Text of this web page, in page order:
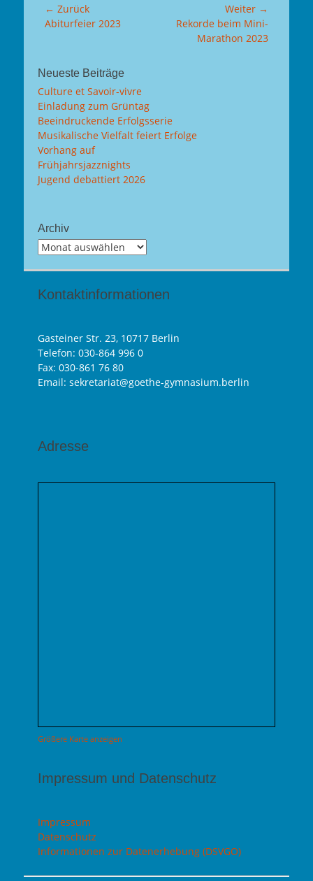
Beitragsnavigation
← Zurück
Vorhergehender
Abiturfeier 2023
Weiter →
Nächster
Rekorde beim Mini-
Marathon 2023
Neueste Beiträge
Culture et Savoir-vivre
Einladung zum Grüntag
Beeindruckende Erfolgsserie
Musikalische Vielfalt feiert Erfolge
Vorhang auf
Frühjahrsjazznights
Jugend debattiert 2026
Archiv
Archiv
Kontaktinformationen
Gasteiner Str. 23, 10717 Berlin
Telefon: 030-864 996 0
Fax: 030-861 76 80
Email: sekretariat@goethe-gymnasium.berlin
Adresse
Größere Karte anzeigen
Impressum und Datenschutz
Impressum
Datenschutz
Informationen zur Datenerhebung (DSVGO)